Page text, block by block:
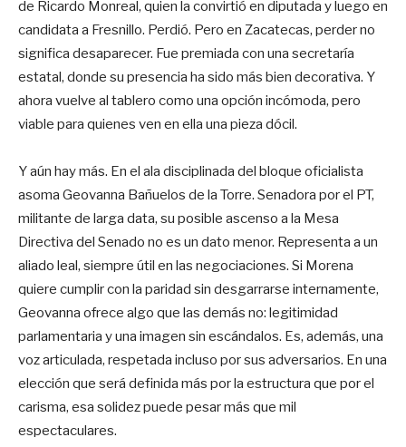
de Ricardo Monreal, quien la convirtió en diputada y luego en
candidata a Fresnillo. Perdió. Pero en Zacatecas, perder no
significa desaparecer. Fue premiada con una secretaría
estatal, donde su presencia ha sido más bien decorativa. Y
ahora vuelve al tablero como una opción incómoda, pero
viable para quienes ven en ella una pieza dócil.
Y aún hay más. En el ala disciplinada del bloque oficialista
asoma Geovanna Bañuelos de la Torre. Senadora por el PT,
militante de larga data, su posible ascenso a la Mesa
Directiva del Senado no es un dato menor. Representa a un
aliado leal, siempre útil en las negociaciones. Si Morena
quiere cumplir con la paridad sin desgarrarse internamente,
Geovanna ofrece algo que las demás no: legitimidad
parlamentaria y una imagen sin escándalos. Es, además, una
voz articulada, respetada incluso por sus adversarios. En una
elección que será definida más por la estructura que por el
carisma, esa solidez puede pesar más que mil
espectaculares.